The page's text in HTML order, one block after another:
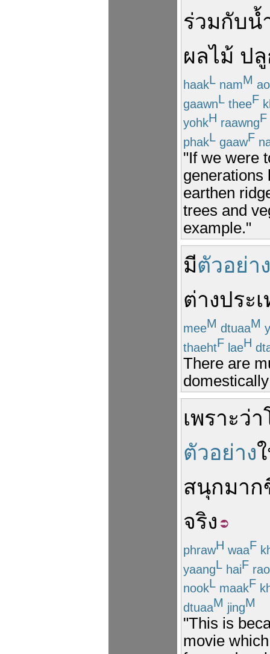
ร่วมกับน้
ผลไม้ ป
haakL namM ao
gaawnL theeF
yohkH raawngF
phakL gaawF
"If we were
generations
earthen
trees and
example."
มีตัวอย่าง
ต่างประ
meeM dtuaaM
thaehtF laeH
There are
เพราะว่า
ตัวอย่าง
สนุกมา
จริง
phrawH waaF
yaangL haiF rao
nookL maakF
dtuaaM jingM
"This is
movie